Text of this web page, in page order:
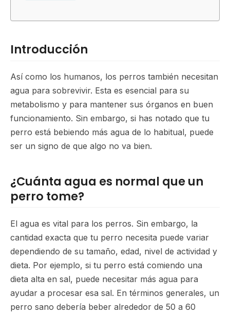
Introducción
Así como los humanos, los perros también necesitan
agua para sobrevivir. Esta es esencial para su
metabolismo y para mantener sus órganos en buen
funcionamiento. Sin embargo, si has notado que tu
perro está bebiendo más agua de lo habitual, puede
ser un signo de que algo no va bien.
¿Cuánta agua es normal que un
perro tome?
El agua es vital para los perros. Sin embargo, la
cantidad exacta que tu perro necesita puede variar
dependiendo de su tamaño, edad, nivel de actividad y
dieta. Por ejemplo, si tu perro está comiendo una
dieta alta en sal, puede necesitar más agua para
ayudar a procesar esa sal. En términos generales, un
perro sano debería beber alrededor de 50 a 60